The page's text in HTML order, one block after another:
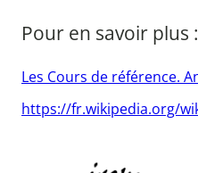
Pour en savoir plus :
Les Cours de référence.
https://fr.wikipedia.org/